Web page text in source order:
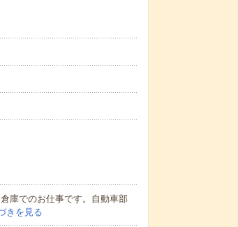
庫でのお仕事です。自動車部
きを見る